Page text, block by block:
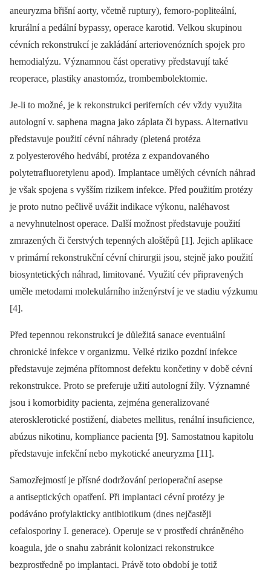
aneuryzma břišní aorty, včetně ruptury), femoro-popliteální,
krurální a pedální bypassy, operace karotid. Velkou skupinou
cévních rekonstrukcí je zakládání arteriovenózních spojek pro
hemodialýzu. Významnou část operativy představují také
reoperace, plastiky anastomóz, trombembolektomie.
Je-li to možné, je k rekonstrukci periferních cév vždy využita
autologní v. saphena magna jako záplata či bypass. Alternativu
představuje použití cévní náhrady (pletená protéza
z polyesterového hedvábí, protéza z expandovaného
polytetrafluoretylenu apod). Implantace umělých cévních náhrad
je však spojena s vyšším rizikem infekce. Před použitím protézy
je proto nutno pečlivě uvážit indikace výkonu, naléhavost
a nevyhnutelnost operace. Další možnost představuje použití
zmrazených či čerstvých tepenných aloštěpů [1]. Jejich aplikace
v primární rekonstrukční cévní chirurgii jsou, stejně jako použití
biosyntetických náhrad, limitované. Využití cév připravených
uměle metodami molekulárního inženýrství je ve stadiu výzkumu
[4].
Před tepennou rekonstrukcí je důležitá sanace eventuální
chronické infekce v organizmu. Velké riziko pozdní infekce
představuje zejména přítomnost defektu končetiny v době cévní
rekonstrukce. Proto se preferuje užití autologní žíly. Významné
jsou i komorbidity pacienta, zejména generalizované
aterosklerotické postižení, diabetes mellitus, renální insuficience,
abúzus nikotinu, kompliance pacienta [9]. Samostatnou kapitolu
představuje infekční nebo mykotické aneuryzma [11].
Samozřejmostí je přísné dodržování perioperační asepse
a antiseptických opatření. Při implantaci cévní protézy je
podáváno profylakticky antibiotikum (dnes nejčastěji
cefalosporiny I. generace). Operuje se v prostředí chráněného
koagula, jde o snahu zabránit kolonizaci rekonstrukce
bezprostředně po implantaci. Právě toto období je totiž